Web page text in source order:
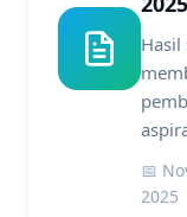
📅
2025